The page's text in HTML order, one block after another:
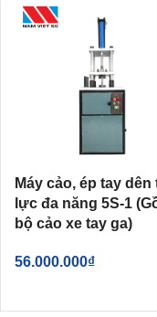
Máy cảo, ép tay dên
lực đa năng 5S-1
bộ cảo xe tay ga)
56.000.000₫